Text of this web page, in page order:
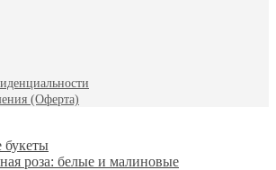
(Оферта)
букеты
роза: белые и малиновые